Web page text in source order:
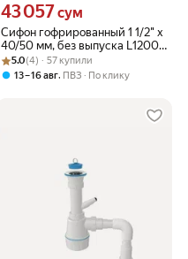
Сифон гофрированный 1 1/2" х
40/50 мм, без выпуска L1200
мм с хомутом жёсткости
Цена 43057 сум вместо
43 057сум
Рейтинг товара: 5.0 из 5
Оценок: (4) · 57 купили
5.0(4) · 57 купили
13 – 16 авг, ПВЗ По клику